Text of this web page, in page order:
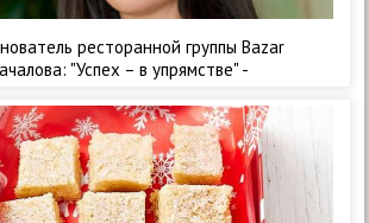
ресторанной группы Bazar
"Успех – в упрямстве" -